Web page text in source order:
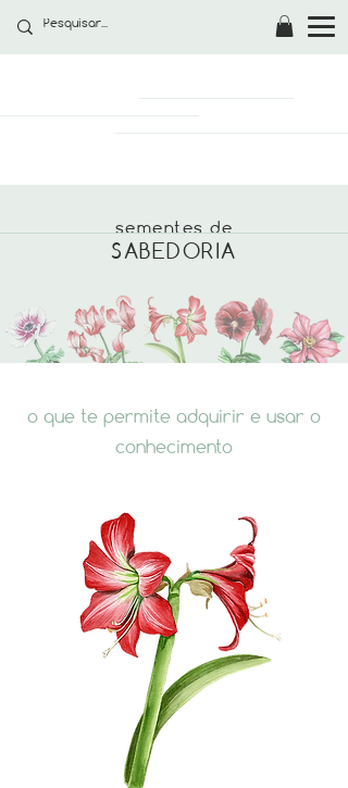
sementes de
SABEDORIA
o que te permite adquirir e usar o
conhecimento